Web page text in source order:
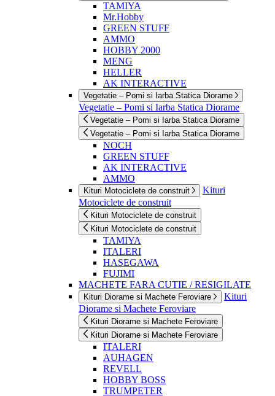
TAMIYA
Mr.Hobby
GREEN STUFF
AMMO
HOBBY 2000
MENG
HELLER
AK INTERACTIVE
Vegetatie – Pomi si Iarba Statica Diorame
Vegetatie – Pomi si Iarba Statica Diorame
Vegetatie – Pomi si Iarba Statica Diorame
Vegetatie – Pomi si Iarba Statica Diorame
NOCH
GREEN STUFF
AK INTERACTIVE
AMMO
Kituri Motociclete de construit
Kituri
Motociclete de construit
Kituri Motociclete de construit
Kituri Motociclete de construit
TAMIYA
ITALERI
HASEGAWA
FUJIMI
MACHETE FARA CUTIE / RESIGILATE
Kituri Diorame si Machete Feroviare
Kituri
Diorame si Machete Feroviare
Kituri Diorame si Machete Feroviare
Kituri Diorame si Machete Feroviare
ITALERI
AUHAGEN
REVELL
HOBBY BOSS
TRUMPETER